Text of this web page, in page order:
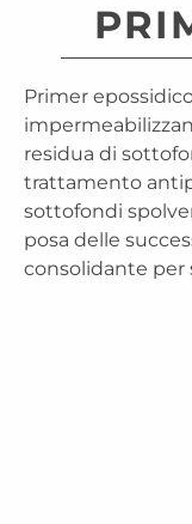
Primer
residua di
trattamento
sottofondi
posa delle
consolidante per